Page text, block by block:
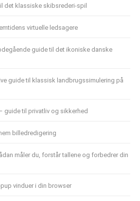
det klassiske skibsrederi-spil
virtuelle ledsagere
guide til det ikoniske danske
guide til klassisk landbrugssimulering på
guide til privatliv og sikkerhed
billedredigering
måler du, forstår tallene og forbedrer din
vinduer i din browser